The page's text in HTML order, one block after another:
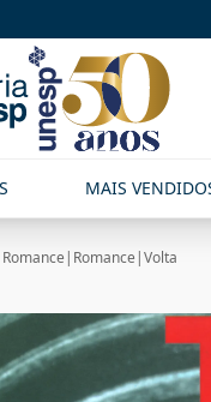
MAIS
| Romance |Volta